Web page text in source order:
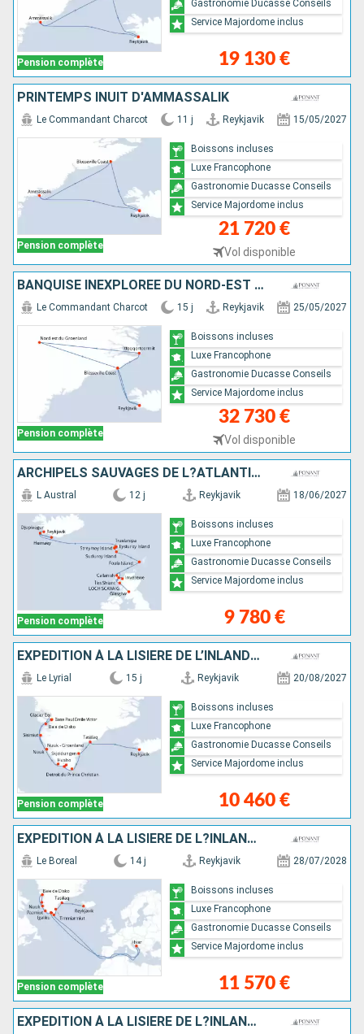
Pension complète 19 130 €
Gastronomie Ducasse Conseils
Service Majordome inclus
PRINTEMPS INUIT D'AMMASSALIK
Pension complète
Le Commandant Charcot 11 j Reykjavik 15/05/2027
21 720 €
Vol disponible
Boissons incluses
Luxe Francophone
Gastronomie Ducasse Conseils
Service Majordome inclus
BANQUISE INEXPLORÉE DU NORD-EST DU GROENLAND
Pension complète
Le Commandant Charcot 15 j Reykjavik 25/05/2027
32 730 €
Vol disponible
Boissons incluses
Luxe Francophone
Gastronomie Ducasse Conseils
Service Majordome inclus
ARCHIPELS SAUVAGES DE L?ATLANTIQUE NORD
Pension complète
L Austral 12 j Reykjavik 18/06/2027
9 780 €
Boissons incluses
Luxe Francophone
Gastronomie Ducasse Conseils
Service Majordome inclus
EXPÉDITION À LA LISIÈRE DE L’INLANDSIS
Pension complète
Le Lyrial 15 j Reykjavik 20/08/2027
10 460 €
Boissons incluses
Luxe Francophone
Gastronomie Ducasse Conseils
Service Majordome inclus
EXPÉDITION À LA LISIÈRE DE L?INLANDSIS
Pension complète
Le Boreal 14 j Reykjavik 28/07/2028
11 570 €
Boissons incluses
Luxe Francophone
Gastronomie Ducasse Conseils
Service Majordome inclus
EXPÉDITION À LA LISIÈRE DE L?INLANDSIS